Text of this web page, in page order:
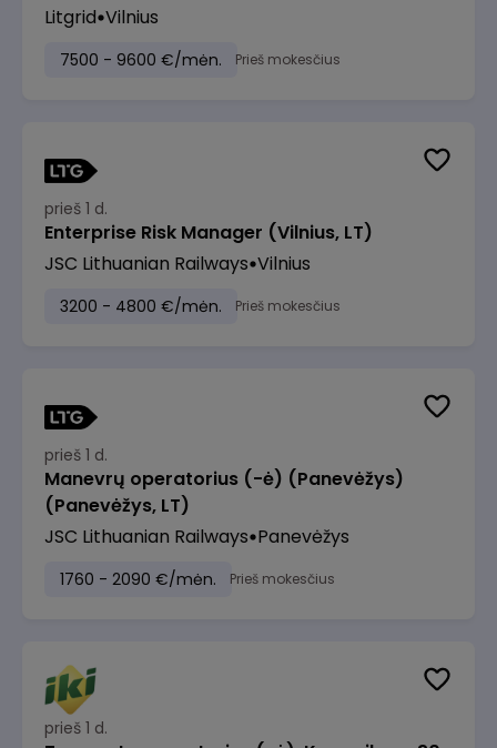
Litgrid Vilnius
7500 - 9600 €/mėn. Prieš mokesčius
prieš 1 d.
Enterprise Risk Manager (Vilnius, LT)
JSC Lithuanian Railways Vilnius
3200 - 4800 €/mėn. Prieš mokesčius
prieš 1 d.
Manevrų operatorius (-ė) (Panevėžys)
(Panevėžys, LT)
JSC Lithuanian Railways Panevėžys
1760 - 2090 €/mėn. Prieš mokesčius
prieš 1 d.